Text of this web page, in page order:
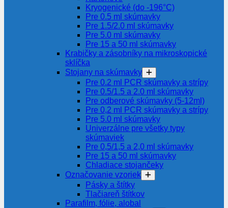
Kryogenické (do -196°C)
Pre 0.5 ml skúmavky
Pre 1.5/2.0 ml skúmavky
Pre 5.0 ml skúmavky
Pre 15 a 50 ml skúmavky
Krabičky a zásobníky na mikroskopické
sklíčka
Stojany na skúmavky
Pre 0.2 ml PCR skúmavky a strípy
Pre 0.5/1.5 a 2.0 ml skúmavky
Pre odberové skúmavky (5-12ml)
Pre 0,2 ml PCR skúmavky a strípy
Pre 5.0 ml skúmavky
Univerzálne pre všetky typy
skúmaviek
Pre 0,5/1,5 a 2,0 ml skúmavky
Pre 15 a 50 ml skúmavky
Chladiace stojančeky
Označovanie vzoriek
Pásky a štítky
Tlačiareň štítkov
Parafilm, fólie, alobal